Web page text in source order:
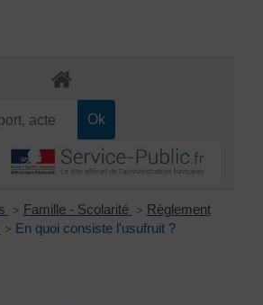
> Famille - Scolarité >
Règlement
> En quoi consiste l'usufruit ?